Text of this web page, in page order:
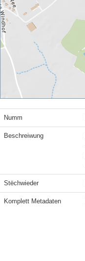
Numm
Beschreiwung
Stëchwieder
Komplett Metadaten